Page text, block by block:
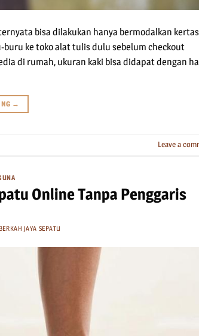
bisa dilakukan hanya bermodalkan kertas
ke toko alat tulis dulu sebelum checkout
di rumah, ukuran kaki bisa didapat dengan
→
Leave a
Online Tanpa Penggaris
BERKAH JAYA SEPATU